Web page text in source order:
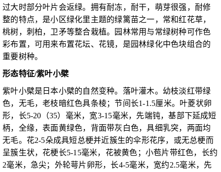
过大时部分叶片会返绿。拥有耐冻，耐干，萌芽很强，耐修
整的特点，是小区绿化里主题的绿篱苗之一，常和红花草，
桃树，刺柏，卫矛等整合栽植。园林常用与常绿树种可作色
彩布置，可用来布置花坛、花镜，是园林绿化中色块组合的
重要树种。
形态特征/紫叶小檗
紫叶小檗是日本小檗的自然变种。落叶灌木。幼枝淡红带绿
色，无毛，老枝暗红色具条棱；节间长1-1.5厘米。叶菱状卵
形，长5-20（35）毫米，宽3-15毫米，先端钝，基部下延成短
柄，全缘，表面黄绿色，背面带灰白色，具细乳突，两面均
无毛。花2-5朵成具短总梗并近簇生的伞形花序，或无总梗而
呈簇生状，花梗长5-15毫米，花被黄色；小苞片带红色，长约
2毫米，急尖；外轮萼片卵形，长4-5毫米，宽约2.5毫米，先